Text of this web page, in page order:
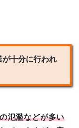
十分に行われ
氾濫などが多い